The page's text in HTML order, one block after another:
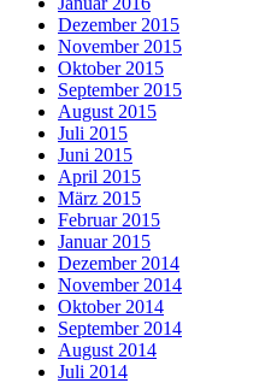
Dezember 2015
November 2015
Oktober 2015
September 2015
August 2015
Juli 2015
Juni 2015
April 2015
März 2015
Februar 2015
Januar 2015
Dezember 2014
November 2014
Oktober 2014
September 2014
August 2014
Juli 2014